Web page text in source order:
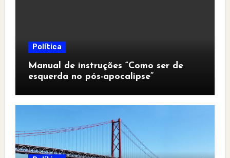
Política
Manual de instruções “Como ser de
esquerda no pós-apocalipse”